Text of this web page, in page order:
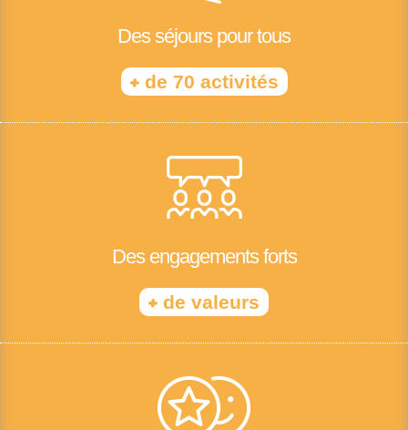
Des séjours pour tous
+de 70 activités
Des engagements forts
+ de valeurs